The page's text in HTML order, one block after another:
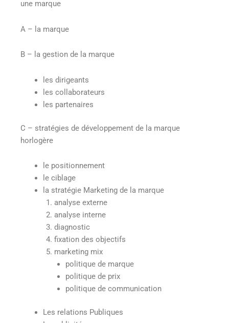
une marque
A – la marque
B – la gestion de la marque
les dirigeants
les collaborateurs
les partenaires
C – stratégies de développement de la marque
horlogère
le positionnement
le ciblage
la stratégie Marketing de la marque
analyse externe
analyse interne
diagnostic
fixation des objectifs
marketing mix
politique de marque
politique de prix
politique de communication
Les relations Publiques